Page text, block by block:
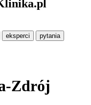
eksperci pytania
Zdrój